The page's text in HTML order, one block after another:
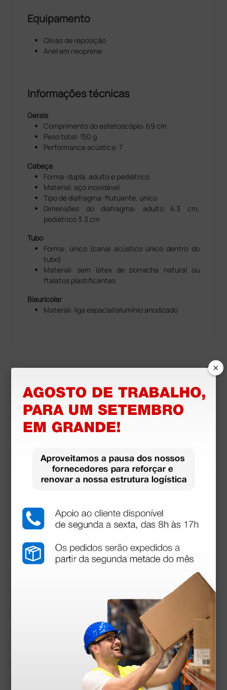
Equipamento
Olivas de reposição
Anel em neoprene
Informações técnicas
Gerais
Comprimento do estetoscópio: 69 cm
Peso total: 150 g
Performance acústica: 7
Cabeça
Forma: dupla, adulto e pediátrico
Material: aço inoxidável
Tipo de diafragma: flutuante, único
Dimensões do diafragma: adulto 4.3 cm,
pediátrico 3.3 cm
Tubo
Forma: único (canal acústico único dentro do
tubo)
Material: sem látex de borracha natural ou
ftalatos plastificantes
Biauricolar
Material: liga espacial/alumínio anodizado
download
Manual utilizador
Declaração de conformidade
Estojo para estetoscópio - turquesa
mais opções
×